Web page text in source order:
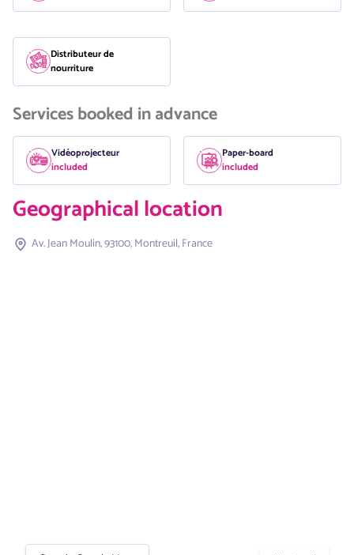
Distributeur de
nourriture
Services booked in advance
Vidéoprojecteur
included
Paper-board
included
Geographical location
Av. Jean Moulin, 93100, Montreuil, France